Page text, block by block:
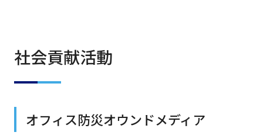
社会貢献活動
オフィス防災オウンドメディア